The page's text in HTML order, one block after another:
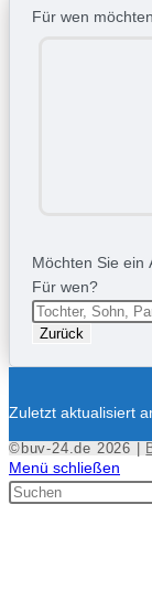
Für wen
Möchten Sie ein
Für wen?
Zurück
Zuletzt aktualisiert
©buv-24.de 2026 |
Menü schließen